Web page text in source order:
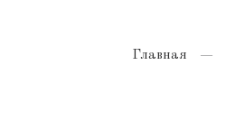
Главная